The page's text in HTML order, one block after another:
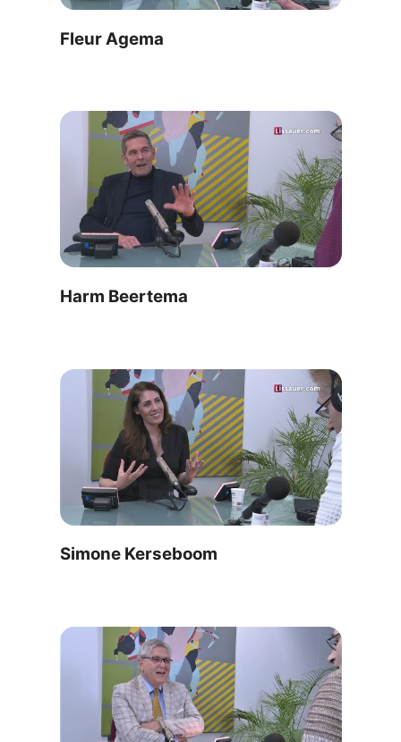
Fleur Agema
Harm Beertema
Simone Kerseboom